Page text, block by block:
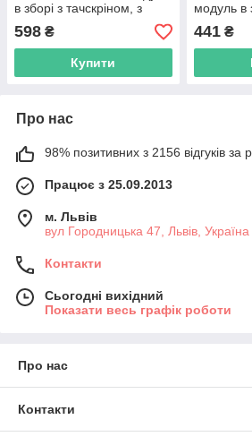
в зборі з тачскріном, з
рамкою, чорний, HC
598 ₴
Купити
модуль в
441₴
Про нас
98% позитивних з 2156 відгуків за
Працює з 25.09.2013
м. Львів
вул Городницька 47, Львів, Україна
Контакти
Сьогодні вихідний
Показати весь графік роботи
Про нас
Контакти